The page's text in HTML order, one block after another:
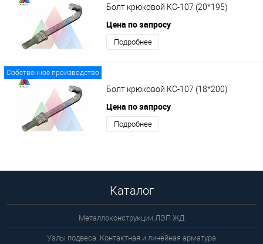
Болт крюковой КС-107 (20*195)
Цена по запросу
Подробнее
Собственное производство
Болт крюковой КС-107 (18*200)
Цена по запросу
Подробнее
Каталог
Металлоконструкции ЛЭП ЖД
Узлы подвеса. Контактная и линейная арматура